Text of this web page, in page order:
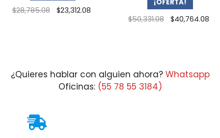
$28,785.08
Original
$23,312.08Current
¡OFERTA!
$50,331.08
Original
$40,764.08
¿Quieres hablar con alguien ahora? Whatsapp
Oficinas: (55 78 55 3184)